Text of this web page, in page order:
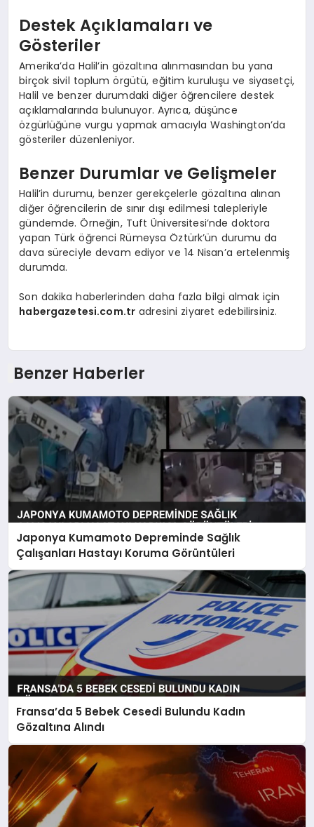
Destek Açıklamaları ve
Gösteriler
Amerika’da Halil’in gözaltına alınmasından bu yana
birçok sivil toplum örgütü, eğitim kuruluşu ve siyasetçi,
Halil ve benzer durumdaki diğer öğrencilere destek
açıklamalarında bulunuyor. Ayrıca, düşünce
özgürlüğüne vurgu yapmak amacıyla Washington’da
gösteriler düzenleniyor.
Benzer Durumlar ve Gelişmeler
Halil’in durumu, benzer gerekçelerle gözaltına alınan
diğer öğrencilerin de sınır dışı edilmesi talepleriyle
gündemde. Örneğin, Tuft Üniversitesi’nde doktora
yapan Türk öğrenci Rümeysa Öztürk’ün durumu da
dava süreciyle devam ediyor ve 14 Nisan’a ertelenmiş
durumda.
Son dakika haberlerinden daha fazla bilgi almak için
habergazetesi.com.tr adresini ziyaret edebilirsiniz.
Benzer Haberler
Japonya Kumamoto Depreminde Sağlık
Çalışanları Hastayı Koruma Görüntüleri
Fransa’da 5 Bebek Cesedi Bulundu Kadın
Gözaltına Alındı